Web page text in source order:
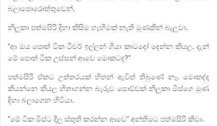
බලාපොරොත්තුවෙන්.
නිලූකා පත්මසිරි දිහා කිසිම හැඟීමක් නැති මූණකින් බැලුවා.
"ආ ඔය පොත් ටික ටීචර් ඉල්ලන් ගියා කාටදෝ දෙන්න කියල. දැන්
මේ පොත් ටික උස්සන් ආවෙ මොකටද?"
පත්මසිරි ඒකට උත්තරයක් හිතන් ඇවිත් තිබුණේ නෑ. මොකද්ද
කියන්නෙ කියල හිතාගන්න බැරුව පොඩ්ඩක් නිලූකා මිස්ගෙ මූණ
දිහා බලාගෙන හිටියා.
"මේ ටික මිස්ට දීල ස්තුති කරන්න ආවෙ" අන්තිමට පත්මසිරි කීවා.